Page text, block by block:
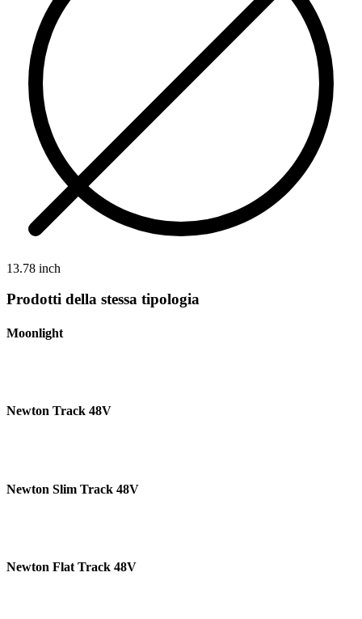
13.78 inch
Prodotti della stessa tipologia
Moonlight
Newton Track 48V
Newton Slim Track 48V
Newton Flat Track 48V